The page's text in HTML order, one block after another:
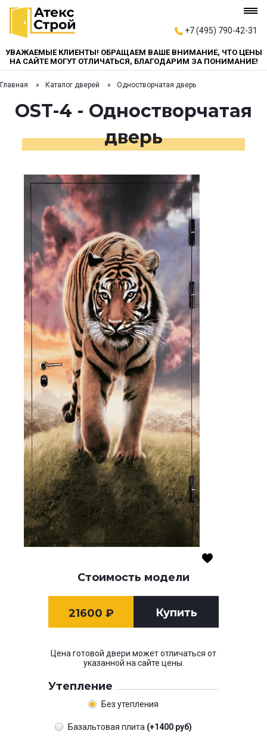
+7 (495) 790-42-31
УВАЖАЕМЫЕ КЛИЕНТЫ! ОБРАЩАЕМ ВАШЕ ВНИМАНИЕ, ЧТО ЦЕНЫ
НА САЙТЕ МОГУТ ОТЛИЧАТЬСЯ, БЛАГОДАРИМ ЗА ПОНИМАНИЕ!
Главная Каталог дверей Одностворчатая дверь
OST-4 - Одностворчатая
дверь
Стоимость модели
21600 ₽ Купить
Цена готовой двери может отличаться от
указанной на сайте цены.
Утепление
Без утепления
Базальтовая плита (+1400 руб)